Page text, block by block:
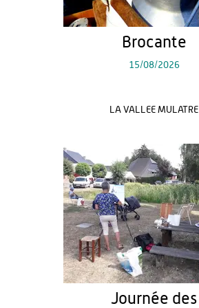
Brocante
15/08/2026
LA VALLEE MULATRE
Journée des